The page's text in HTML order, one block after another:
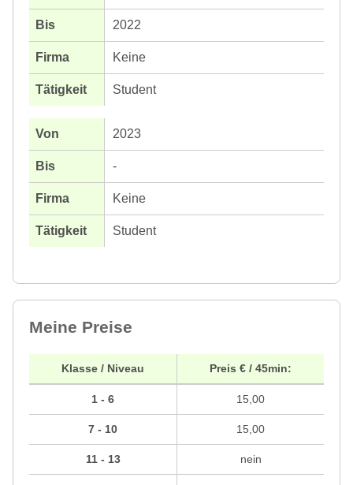
2022
Keine
Student
2023
-
Keine
Student
Meine Preise
Klasse / Niveau
1 - 6
7 - 10
11 - 13
Preis € / 45min:
15,00
15,00
nein